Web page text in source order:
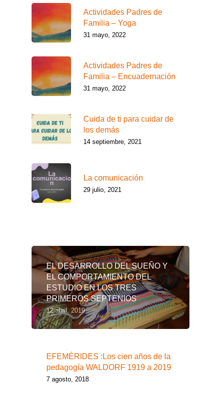
Actividades Padres de
Familia – Yoga
31 mayo, 2022
Actividades Padres de
Familia – Encuadernación
31 mayo, 2022
Cuida de ti para cuidar de
los demás
14 septiembre, 2021
La comunicación
29 julio, 2021
EL DESARROLLO DEL SUEÑO Y
EL COMPORTAMIENTO DEL
ESTUDIO EN LOS TRES
PRIMEROS SEPTENIOS
12 abril, 2019
EFEMÉRIDES :Los cien años de la
pedagogía WALDORF 1919 a 2019
7 agosto, 2018